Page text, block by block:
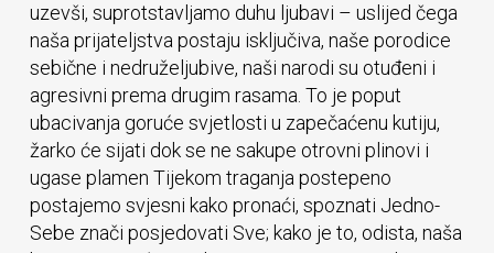
uzevši, suprotstavljamo duhu ljubavi – uslijed čega
naša prijateljstva postaju isključiva, naše porodice
sebične i nedruželjubive, naši narodi su otuđeni i
agresivni prema drugim rasama. To je poput
ubacivanja goruće svjetlosti u zapečaćenu kutiju,
žarko će sijati dok se ne sakupe otrovni plinovi i
ugase plamen Tijekom traganja postepeno
postajemo svjesni kako pronaći, spoznati Jedno-
Sebe znači posjedovati Sve; kako je to, odista, naša